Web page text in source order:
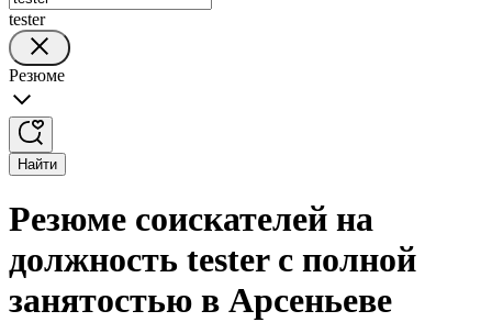
tester
Резюме
Найти
Резюме соискателей на
должность tester с полной
занятостью в Арсеньеве